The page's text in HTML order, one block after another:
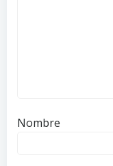
Nombre